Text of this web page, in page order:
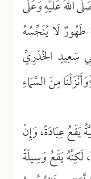
اللهُ عَلَيْهِ وَعَلَى
طَهُورٌ لَا يُنَجِّسُهُ
سَعِيدٍ الخُدْرِيِّ
مِنَ السَّمَاءِ
يَقَعُ عِبَادَةً، وَإِنْ
لَكِنَّهُ يَقَعُ وَسِيلَةً